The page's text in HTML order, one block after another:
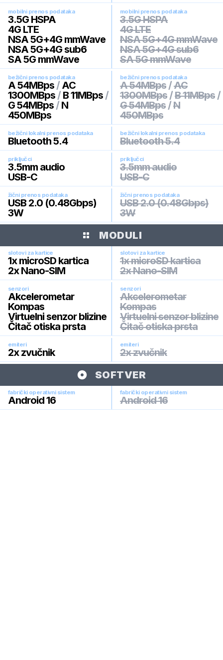
mobilni prenos podataka
3.5G HSPA
4G LTE
NSA 5G+4G mmWave
NSA 5G+4G sub6
SA 5G mmWave
mobilni prenos podataka
3.5G HSPA
4G LTE
NSA 5G+4G mmWave
NSA 5G+4G sub6
SA 5G mmWave
bežični prenos podataka
A 54MBps / AC
1300MBps / B 11MBps /
G 54MBps / N
450MBps
bežični prenos podataka
A 54MBps /AC
1300MBps /B 11MBps /
G 54MBps /N
450MBps
bežični lokalni prenos podataka
Bluetooth 5.4
bežični lokalni prenos podataka
Bluetooth 5.4
priključci
3.5mm audio
USB-C
priključci
3.5mm audio
USB-C
žični prenos podataka
USB 2.0 (0.48Gbps)
3W
žični prenos podataka
USB 2.0 (0.48Gbps)
3W
MODULI
slotovi za kartice
1x microSD kartica
2x Nano-SIM
slotovi za kartice
1x microSD kartica
2x Nano-SIM
senzori
Akcelerometar
Kompas
Virtuelni senzor blizine
Čitač otiska prsta
senzori
Akcelerometar
Kompas
Virtuelni senzor blizine
Čitač otiska prsta
emiteri
2x zvučnik
emiteri
2x zvučnik
SOFTVER
fabrički operativni sistem
Android 16
fabrički operativni sistem
Android 16